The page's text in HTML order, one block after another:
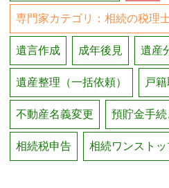
専門家カテゴリ：相続の税理
遺言作成 成年後見 遺産
遺産整理（一括依頼） 戸
不動産名義変更 預貯金手続
相続税申告 相続ワンスト